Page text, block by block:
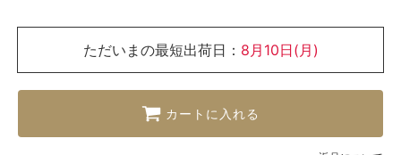
ただいまの最短出荷日： 8月10日(月)
カートに入れる